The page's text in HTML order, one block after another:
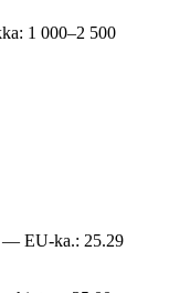
1 000–2 500
— EU-ka.: 25.29